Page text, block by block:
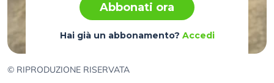
Abbonati ora
Hai già un abbonamento? Accedi
© RIPRODUZIONE RISERVATA